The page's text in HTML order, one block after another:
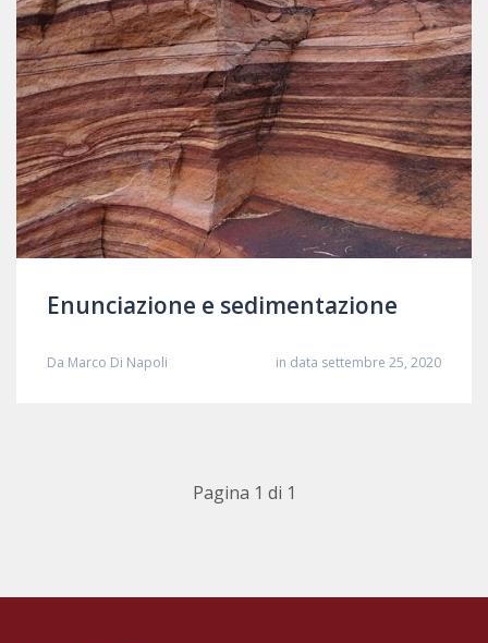
Enunciazione e sedimentazione
Da Marco Di Napoli in data settembre 25, 2020
Pagina 1 di 1